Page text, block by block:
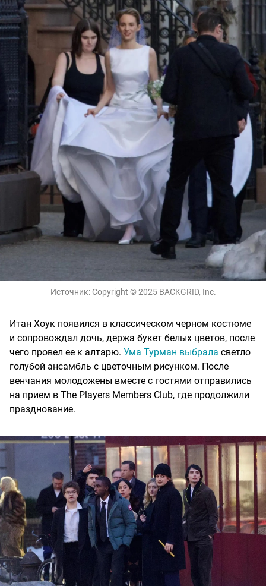
Источник: Copyright © 2025 BACKGRID, Inc.
Итан Хоук появился в классическом черном костюме
и сопровождал дочь, держа букет белых цветов, после
чего провел ее к алтарю. Ума Турман выбрала светло
голубой ансамбль с цветочным рисунком. После
венчания молодожены вместе с гостями отправились
на прием в The Players Members Club, где продолжили
празднование.